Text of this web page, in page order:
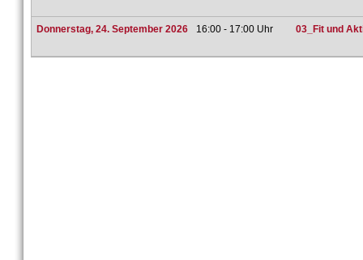
Donnerstag, 24. September 2026 16:00 - 17:00 Uhr 03_Fit und